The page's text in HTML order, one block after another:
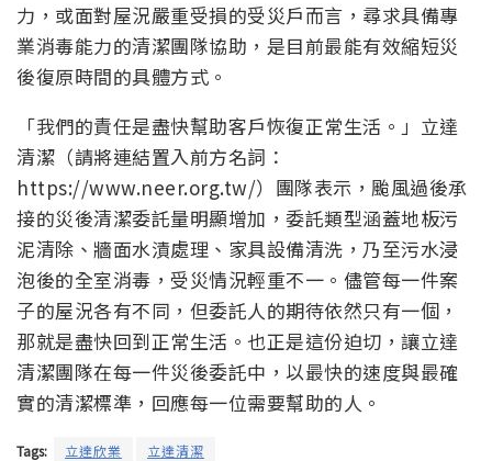
力，或面對屋況嚴重受損的受災戶而言，尋求具備專
業消毒能力的清潔團隊協助，是目前最能有效縮短災
後復原時間的具體方式。
「我們的責任是盡快幫助客戶恢復正常生活。」立達
清潔（請將連結置入前方名詞：
https://www.neer.org.tw/）團隊表示，颱風過後承
接的災後清潔委託量明顯增加，委託類型涵蓋地板污
泥清除、牆面水漬處理、家具設備清洗，乃至污水浸
泡後的全室消毒，受災情況輕重不一。儘管每一件案
子的屋況各有不同，但委託人的期待依然只有一個，
那就是盡快回到正常生活。也正是這份迫切，讓立達
清潔團隊在每一件災後委託中，以最快的速度與最確
實的清潔標準，回應每一位需要幫助的人。
Tags: 立達欣業 立達清潔